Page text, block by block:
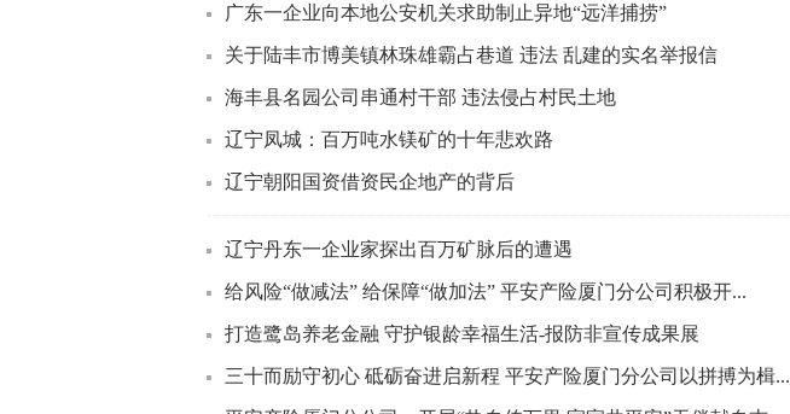
广东一企业向本地公安机关求助制止异地“远洋捕捞”
关于陆丰市博美镇林珠雄霸占巷道 违法 乱建的实名举报信
海丰县名园公司串通村干部 违法侵占村民土地
辽宁凤城：百万吨水镁矿的十年悲欢路
辽宁朝阳国资借资民企地产的背后
辽宁丹东一企业家探出百万矿脉后的遭遇
给风险“做减法” 给保障“做加法” 平安产险厦门分公司积极开...
打造鹭岛养老金融 守护银龄幸福生活-报防非宣传成果展
三十而励守初心 砥砺奋进启新程 平安产险厦门分公司以拼搏为楫...